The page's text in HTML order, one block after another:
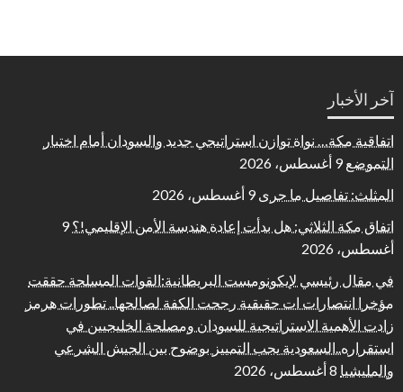
آخر الأخبار
اتفاقية مكة… نواة توازن استراتيجي جديد والسودان أمام اختبار
التموضع 9 أغسطس، 2026
المثلث: تفاصيل ما جرى 9 أغسطس، 2026
اتفاق مكة الثلاثي: هل بدأت إعادة هندسة الأمن الإقليمي!؟ 9
أغسطس، 2026
في مقال رئيسي لإيكونومست البريطانية:القوات المسلحة حققت
مؤخرا انتصارات ات حقيقية رجحت الكفة لصالحها.. تطورات هرمز
زادت الأهمية الاستراتيجية للسودان ومصلحة الخليجيين في
استقراره..السعودية يجب التمييز بوضوح بين الجيش الشرعي
والمليشيا 8 أغسطس، 2026